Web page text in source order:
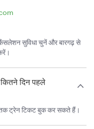
सुविधा चुनें और बारगढ़ से
दिन पहले
ट्रेन टिकट बुक कर सकते हैं।